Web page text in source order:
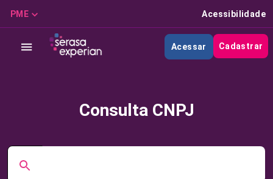
PME Acessibilidade
Acessar Cadastrar
Consulta CNPJ